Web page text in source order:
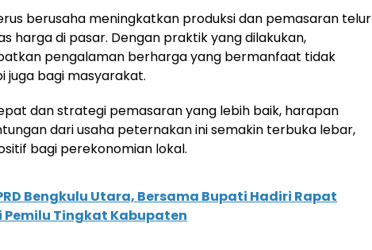
berusaha meningkatkan produksi dan pemasaran telur
harga di pasar. Dengan praktik yang dilakukan,
pengalaman berharga yang bermanfaat tidak
juga bagi masyarakat.
dan strategi pemasaran yang lebih baik, harapan
dari usaha peternakan ini semakin terbuka lebar,
bagi perekonomian lokal.
Bengkulu Utara, Bersama Bupati Hadiri Rapat
Tingkat Kabupaten